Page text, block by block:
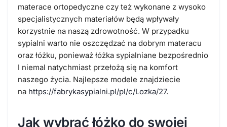
materace ortopedyczne czy też wykonane z wysoko
specjalistycznych materiałów będą wpływały
korzystnie na naszą zdrowotność. W przypadku
sypialni warto nie oszczędzać na dobrym materacu
oraz łóżku, ponieważ łóżka sypialniane bezpośrednio
I niemal natychmiast przełożą się na komfort
naszego życia. Najlepsze modele znajdziecie
na https://fabrykasypialni.pl/pl/c/Lozka/27.
Jak wybrać łóżko do swojej